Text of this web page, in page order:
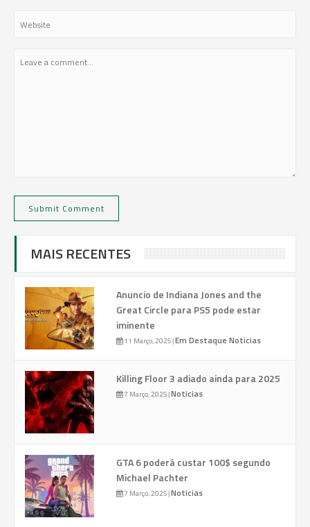
MAIS RECENTES
Anuncio de Indiana Jones and the
Great Circle para PS5 pode estar
iminente
11 Março, 2025|Em Destaque Noticias
Killing Floor 3 adiado ainda para 2025
7 Março, 2025|Noticias
GTA 6 poderá custar 100$ segundo
Michael Pachter
7 Março, 2025|Noticias